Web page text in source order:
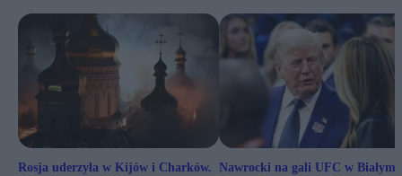
Rosja uderzyła w Kijów i Charków. Nawrocki na gali UFC w Białym